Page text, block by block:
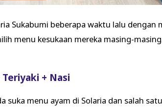
Sukabumi beberapa waktu lalu dengan
menu kesukaan mereka masing-
Teriyaki + Nasi
suka menu ayam di Solaria dan salah